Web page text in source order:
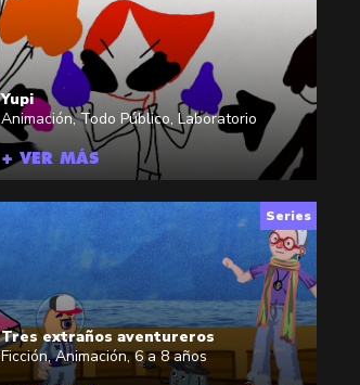
Yupi
Animación,Todo Público, Laboratorio
+ VER MÁS
Series
Tres extraños aventureros
Ficción,Animación,6 a 8 años